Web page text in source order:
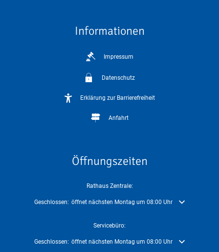
Informationen
Impressum
Datenschutz
Erklärung zur Barrierefreiheit
Anfahrt
Öffnungszeiten
Rathaus Zentrale:
Klicken, um weitere Öffnungs- oder Schließzeiten auszublenden
Geschlossen: öffnet nächsten Montag um 08:00 Uhr
Servicebüro:
Klicken, um weitere Öffnungs- oder Schließzeiten auszublenden
Geschlossen: öffnet nächsten Montag um 08:00 Uhr